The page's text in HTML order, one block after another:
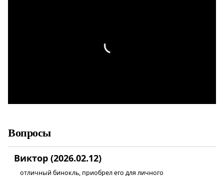
Вопросы
Виктор (2026.02.12)
отличный бинокль, приобрел его для личного